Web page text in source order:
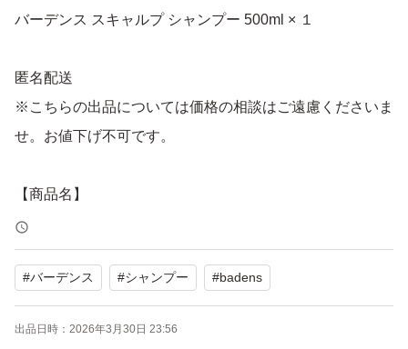
バーデンス スキャルプ シャンプー 500ml × １
匿名配送
※こちらの出品については価格の相談はご遠慮くださいま
せ。お値下げ不可です。
【商品名】
Badens バーデンス
スキャルプシャンプー ムスク 500ml ×１
【メーカー】
モアコスメティックス
#バーデンス #シャンプー #badens
出品日時： 2026年3月30日 23:56